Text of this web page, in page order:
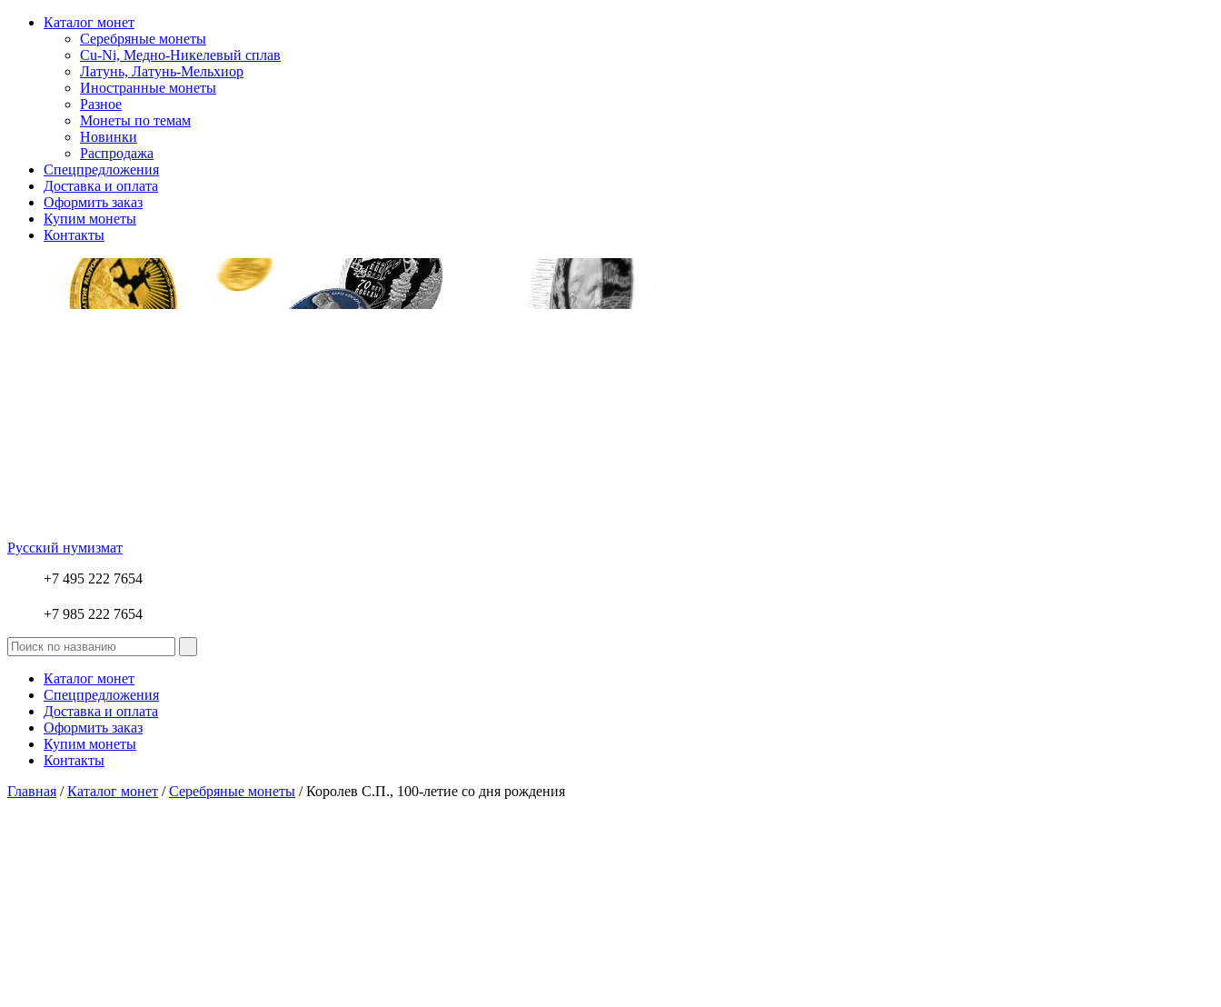
Каталог монет
Серебряные монеты
Cu-Ni, Медно-Никелевый сплав
Латунь, Латунь-Мельхиор
Иностранные монеты
Разное
Монеты по темам
Новинки
Распродажа
Спецпредложения
Доставка и оплата
Оформить заказ
Купим монеты
Контакты
Русский нумизмат
+7 495 222 7654
+7 985 222 7654
Каталог монет
Спецпредложения
Доставка и оплата
Оформить заказ
Купим монеты
Контакты
Главная /Каталог монет /Серебряные монеты / Королев С.П., 100-летие со дня рождения